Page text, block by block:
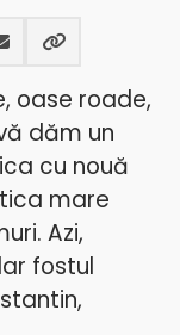
oase roade,
dăm un
cu nouă
mare
Azi,
fostul